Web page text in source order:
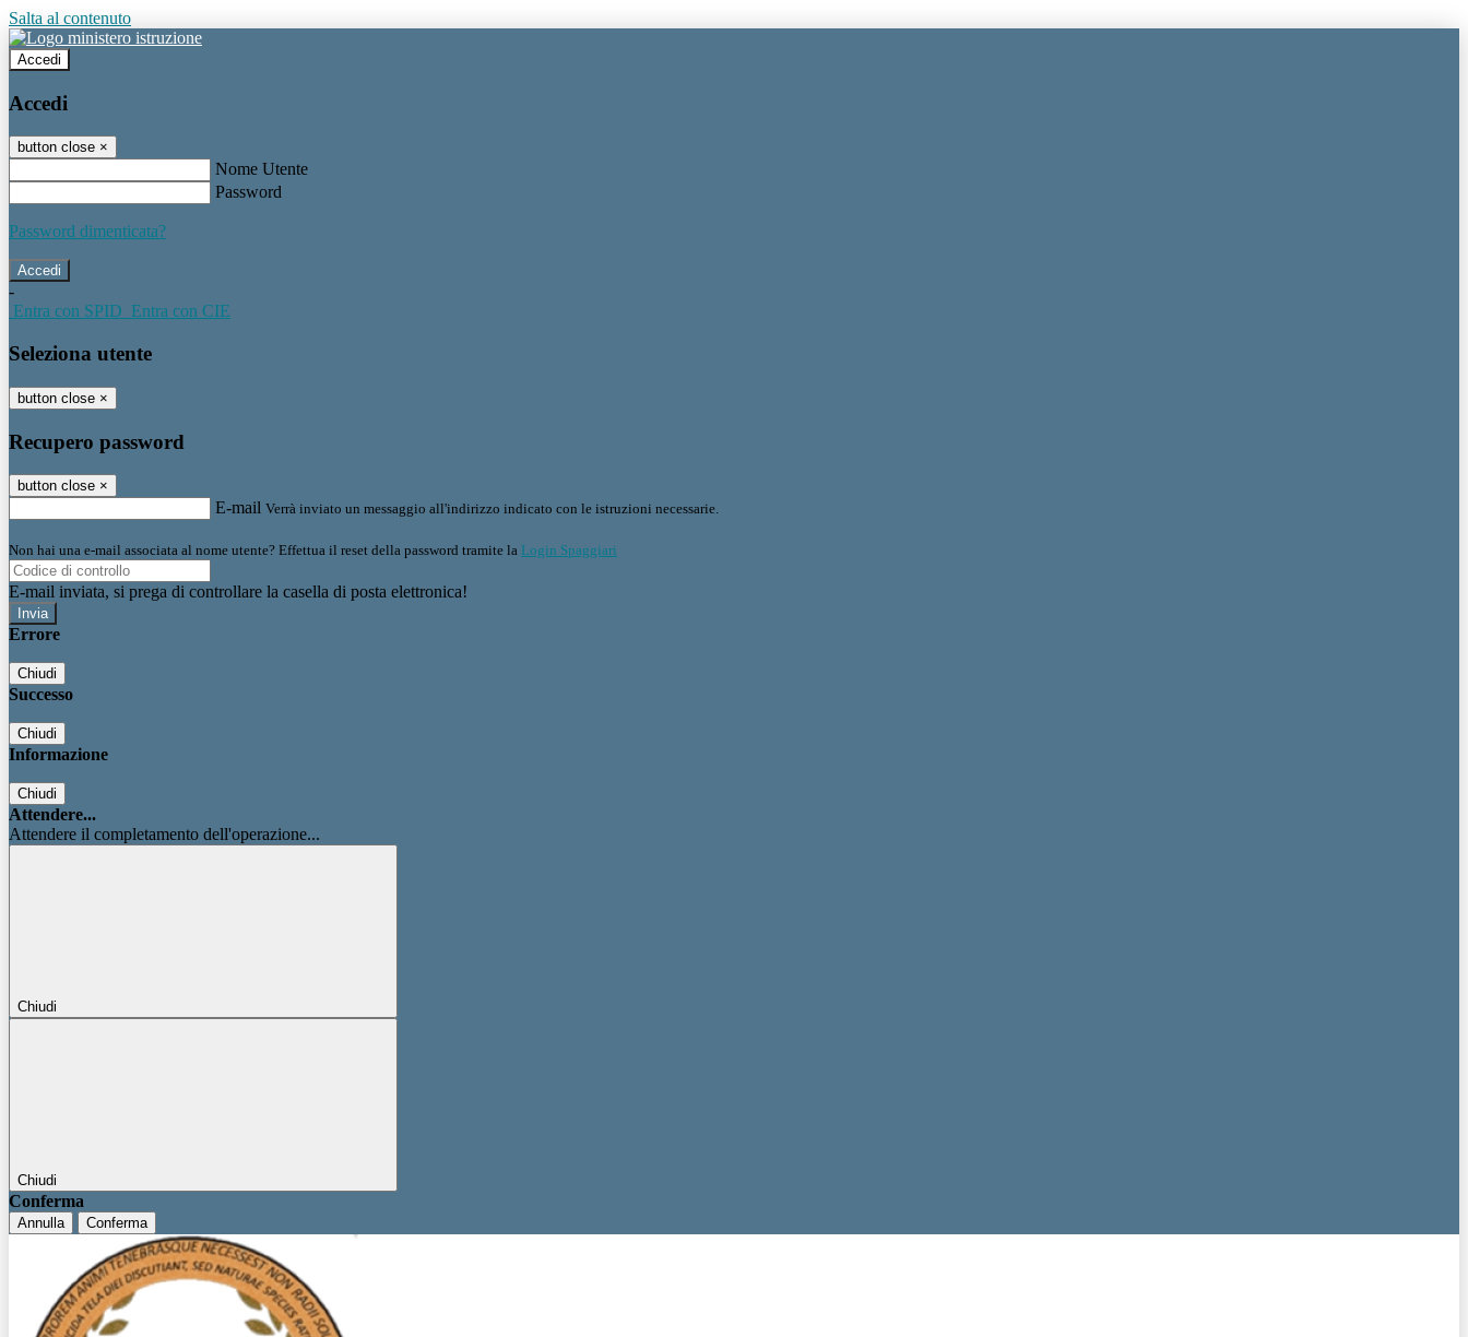
Salta al contenuto
Accedi
Accedi
button close ×
Nome Utente
Password
Password dimenticata?
-
Entra con SPID Entra con CIE
Seleziona utente
button close ×
Recupero password
button close ×
E-mail Verrà inviato un messaggio all'indirizzo indicato con le istruzioni necessarie.
Non hai una e-mail associata al nome utente? Effettua il reset della password tramite la Login Spaggiari
E-mail inviata, si prega di controllare la casella di posta elettronica!
Errore
Chiudi
Successo
Chiudi
Informazione
Chiudi
Attendere...
Attendere il completamento dell'operazione...
Chiudi
Chiudi
Conferma
Annulla Conferma